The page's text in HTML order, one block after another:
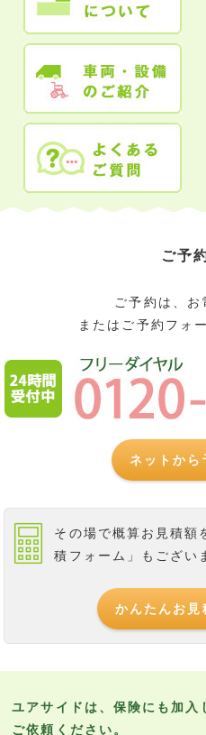
ご予
ご予約は、お
またはご予約フォ
ネットから
その場で概算お見積額
積フォーム」もござい
かんたんお見
ユアサイドは、保険にも加入
ご依頼ください。